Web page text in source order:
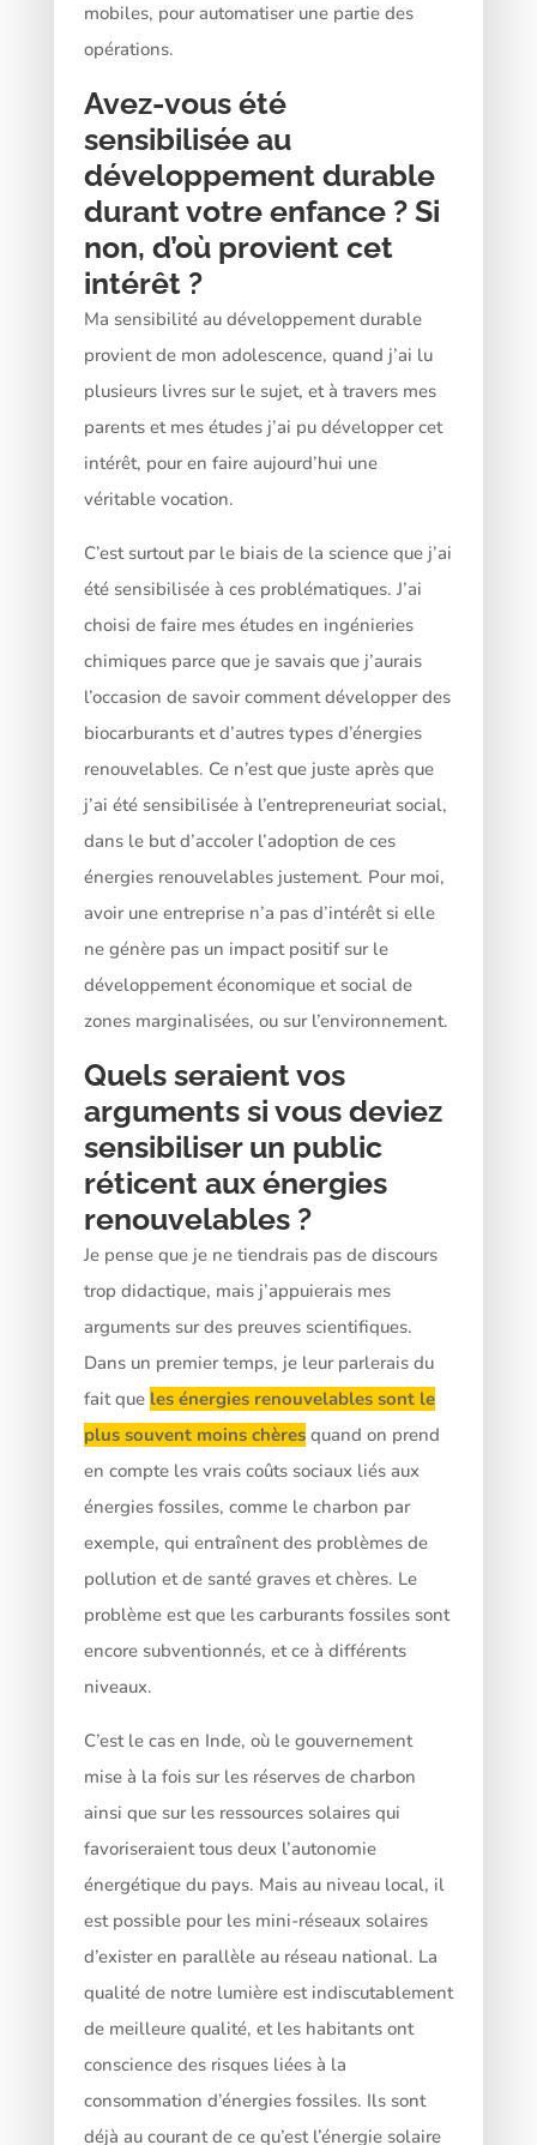
mobiles, pour automatiser une partie des
opérations.
Avez-vous été
sensibilisée au
développement durable
durant votre enfance ? Si
non, d’où provient cet
intérêt ?
Ma sensibilité au développement durable
provient de mon adolescence, quand j’ai lu
plusieurs livres sur le sujet, et à travers mes
parents et mes études j’ai pu développer cet
intérêt, pour en faire aujourd’hui une
véritable vocation.
C’est surtout par le biais de la science que j’ai
été sensibilisée à ces problématiques. J’ai
choisi de faire mes études en ingénieries
chimiques parce que je savais que j’aurais
l’occasion de savoir comment développer des
biocarburants et d’autres types d’énergies
renouvelables. Ce n’est que juste après que
j’ai été sensibilisée à l’entrepreneuriat social,
dans le but d’accoler l’adoption de ces
énergies renouvelables justement. Pour moi,
avoir une entreprise n’a pas d’intérêt si elle
ne génère pas un impact positif sur le
développement économique et social de
zones marginalisées, ou sur l’environnement.
Quels seraient vos
arguments si vous deviez
sensibiliser un public
réticent aux énergies
renouvelables ?
Je pense que je ne tiendrais pas de discours
trop didactique, mais j’appuierais mes
arguments sur des preuves scientifiques.
Dans un premier temps, je leur parlerais du
fait que les énergies renouvelables sont le
plus souvent moins chèresquand on prend
en compte les vrais coûts sociaux liés aux
énergies fossiles, comme le charbon par
exemple, qui entraînent des problèmes de
pollution et de santé graves et chères. Le
problème est que les carburants fossiles sont
encore subventionnés, et ce à différents
niveaux.
C’est le cas en Inde, où le gouvernement
mise à la fois sur les réserves de charbon
ainsi que sur les ressources solaires qui
favoriseraient tous deux l’autonomie
énergétique du pays. Mais au niveau local, il
est possible pour les mini-réseaux solaires
d’exister en parallèle au réseau national. La
qualité de notre lumière est indiscutablement
de meilleure qualité, et les habitants ont
conscience des risques liées à la
consommation d’énergies fossiles. Ils sont
déjà au courant de ce qu’est l’énergie solaire